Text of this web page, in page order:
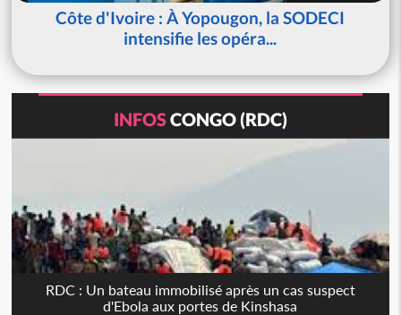
Côte d'Ivoire : À Yopougon, la SODECI
intensifie les opéra...
INFOSCONGO (RDC)
RDC : Un bateau immobilisé après un cas suspect
d'Ebola aux portes de Kinshasa